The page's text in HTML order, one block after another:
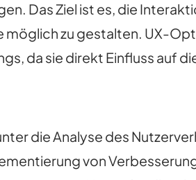
Das Ziel ist es, die
zu gestalten. UX-
da sie direkt Einfluss auf
die Analyse des
von